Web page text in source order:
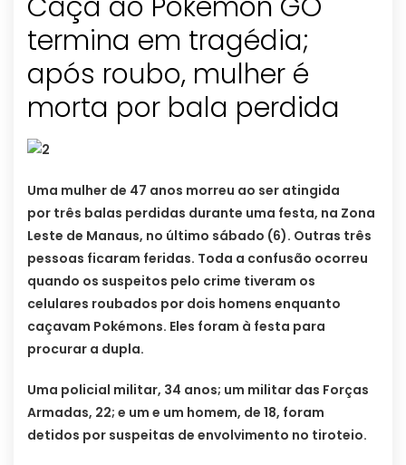
termina em tragédia;
após roubo, mulher é
morta por bala perdida
Uma mulher de 47 anos morreu ao ser atingida
por três balas perdidas durante uma festa, na Zona
Leste de Manaus, no último sábado (6). Outras três
pessoas ficaram feridas. Toda a confusão ocorreu
quando os suspeitos pelo crime tiveram os
celulares roubados por dois homens enquanto
caçavam Pokémons. Eles foram à festa para
procurar a dupla.
Uma policial militar, 34 anos; um militar das Forças
Armadas, 22; e um e um homem, de 18, foram
detidos por suspeitas de envolvimento no tiroteio.